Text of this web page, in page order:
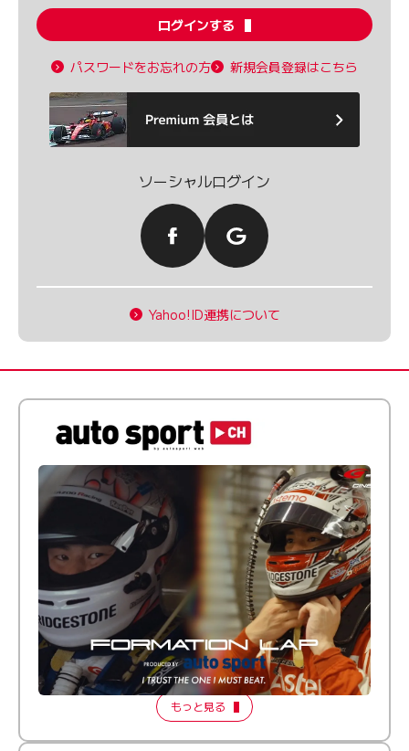
ログインする
パスワードをお忘れの方 新規会員登録はこちら
ソーシャルログイン
Yahoo!ID連携について
倒す相手を、信じてる。小林利徠斗 × 野村勇斗
【FORMATION LAP Produced by auto sport】
2026 Episode 2
もっと見る